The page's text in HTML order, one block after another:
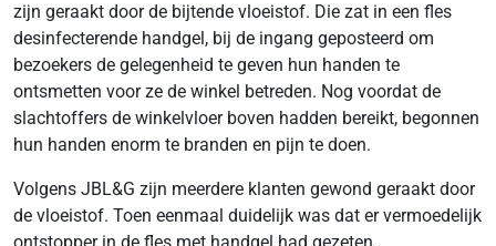
zijn geraakt door de bijtende vloeistof. Die zat in een fles
desinfecterende handgel, bij de ingang geposteerd om
bezoekers de gelegenheid te geven hun handen te
ontsmetten voor ze de winkel betreden. Nog voordat de
slachtoffers de winkelvloer boven hadden bereikt, begonnen
hun handen enorm te branden en pijn te doen.
Volgens JBL&G zijn meerdere klanten gewond geraakt door
de vloeistof. Toen eenmaal duidelijk was dat er vermoedelijk